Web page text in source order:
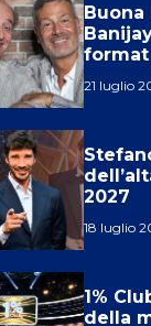
format
21 luglio
2027
18 luglio
1%
della